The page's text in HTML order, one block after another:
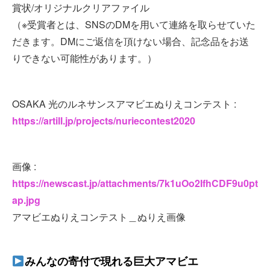
賞状/オリジナルクリアファイル
（※受賞者とは、SNSのDMを用いて連絡を取らせていた
だきます。DMにご返信を頂けない場合、記念品をお送
りできない可能性があります。）
OSAKA 光のルネサンスアマビエぬりえコンテスト :
https://artill.jp/projects/nuriecontest2020
画像 :
https://newscast.jp/attachments/7k1uOo2IfhCDF9u0pt
ap.jpg
アマビエぬりえコンテスト＿ぬりえ画像
みんなの寄付で現れる巨大アマビエ